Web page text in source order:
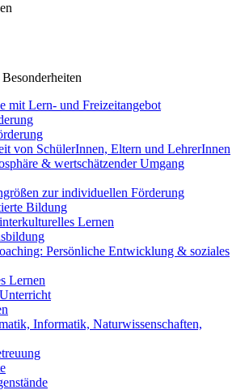
mit Lern- und Freizeitangebot
von SchülerInnen, Eltern und LehrerInnen
& wertschätzender Umgang
zur individuellen Förderung
Bildung
Lernen
Persönliche Entwicklung & soziales
Lernen
Informatik, Naturwissenschaften,